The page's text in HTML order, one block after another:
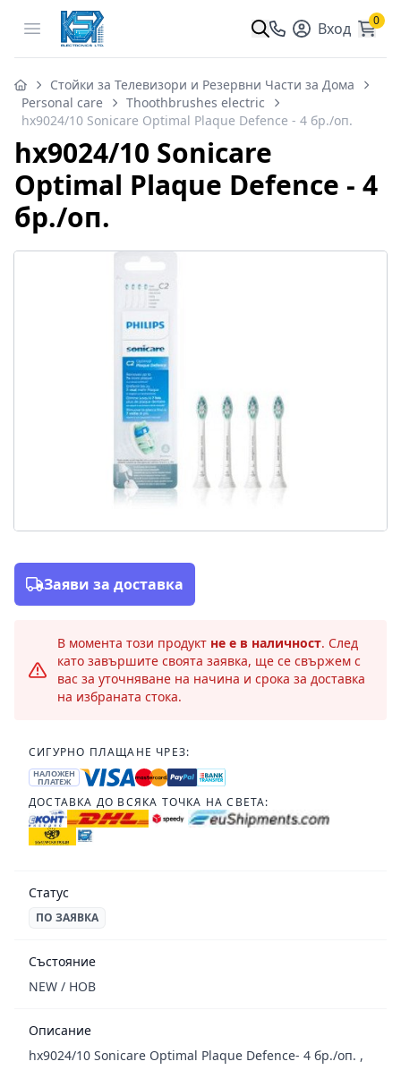
Open menu Вход 0
Стойки за Телевизори и Резервни Части за Дома
Personal care
Thoothbrushes electric
hx9024/10 Sonicare Optimal Plaque Defence - 4 бр./оп.
hx9024/10 Sonicare
Optimal Plaque Defence - 4
бр./оп.
Заяви за доставка
В момента този продукт не е в наличност. След
като завършите своята заявка, ще се свържем с
вас за уточняване на начина и срока за доставка
на избраната стока.
СИГУРНО ПЛАЩАНЕ ЧРЕЗ:
НАЛОЖЕН
ПЛАТЕЖ
ДОСТАВКА ДО ВСЯКА ТОЧКА НА СВЕТА:
Статус
ПО ЗАЯВКА
Състояние
NEW / НОВ
Описание
hx9024/10 Sonicare Optimal Plaque Defence- 4 бр./оп. ,